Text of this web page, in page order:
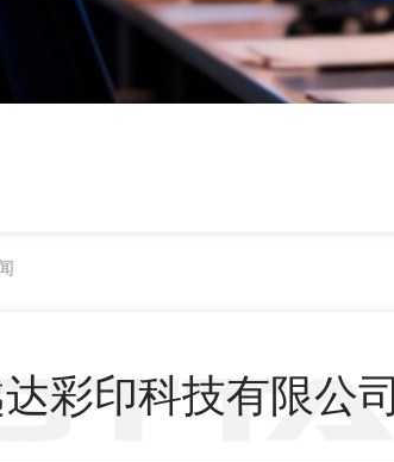
彩印科技有限公